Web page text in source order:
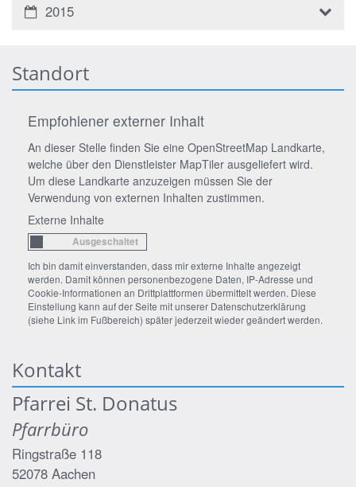
2015
Standort
Empfohlener externer Inhalt
An dieser Stelle finden Sie eine OpenStreetMap Landkarte,
welche über den Dienstleister MapTiler ausgeliefert wird.
Um diese Landkarte anzuzeigen müssen Sie der
Verwendung von externen Inhalten zustimmen.
Externe Inhalte
Ich bin damit einverstanden, dass mir externe Inhalte angezeigt
werden. Damit können personenbezogene Daten, IP-Adresse und
Cookie-Informationen an Drittplattformen übermittelt werden. Diese
Einstellung kann auf der Seite mit unserer Datenschutzerklärung
(siehe Link im Fußbereich) später jederzeit wieder geändert werden.
Kontakt
Pfarrei St. Donatus
Pfarrbüro
Ringstraße 118
52078 Aachen